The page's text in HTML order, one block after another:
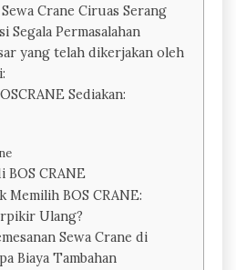
Crane Ciruas Serang
Segala Permasalahan
yang telah dikerjakan oleh
Sediakan:
BOS CRANE
Memilih BOS CRANE:
Ulang?
Sewa Crane di
Biaya Tambahan